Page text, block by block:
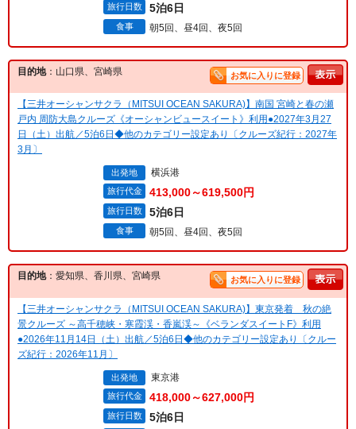
旅行日数 5泊6日
食事 朝5回、昼4回、夜5回
目的地：山口県、宮崎県 お気に入りに登録
【三井オーシャンサクラ（MITSUI OCEAN SAKURA)】南国 宮崎と春の瀬
戸内 周防大島クルーズ《オーシャンビュースイート》利用●2027年3月27
日（土）出航／5泊6日◆他のカテゴリー設定あり〔クルーズ紀行：2027年
3月〕
出発地 横浜港
旅行代金 413,000～619,500円
旅行日数 5泊6日
食事 朝5回、昼4回、夜5回
目的地：愛知県、香川県、宮崎県 お気に入りに登録
【三井オーシャンサクラ（MITSUI OCEAN SAKURA)】東京発着 秋の絶
景クルーズ ～高千穂峡・寒霞渓・香嵐渓～《ベランダスイートF》利用
●2026年11月14日（土）出航／5泊6日◆他のカテゴリー設定あり〔クルー
ズ紀行：2026年11月〕
出発地 東京港
旅行代金 418,000～627,000円
旅行日数 5泊6日